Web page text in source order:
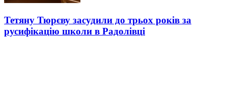
Тетяну Тюрєву засудили до трьох років за
русифікацію школи в Радолівці